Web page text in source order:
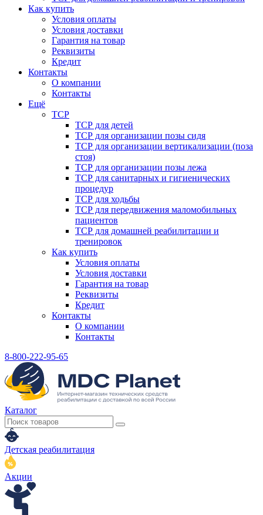
Как купить
Условия оплаты
Условия доставки
Гарантия на товар
Реквизиты
Кредит
Контакты
О компании
Контакты
Ещё
ТСР
ТСР для детей
ТСР для организации позы сидя
ТСР для организации вертикализации (поза
стоя)
ТСР для организации позы лежа
ТСР для санитарных и гигиенических
процедур
ТСР для ходьбы
ТСР для передвижения маломобильных
пациентов
ТСР для домашней реабилитации и
тренировок
Как купить
Условия оплаты
Условия доставки
Гарантия на товар
Реквизиты
Кредит
Контакты
О компании
Контакты
8-800-222-95-65
Каталог
Детская реабилитация
Акции